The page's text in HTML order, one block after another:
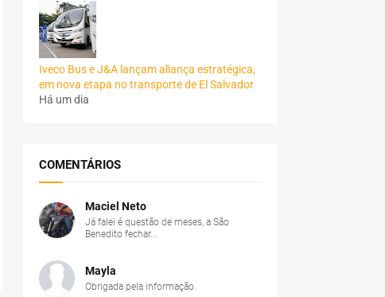
Iveco Bus e J&A lançam aliança estratégica,
em nova etapa no transporte de El Salvador
Há um dia
COMENTÁRIOS
Maciel Neto
Já falei é questão de meses, a São
Benedito fechar...
Mayla
Obrigada pela informação.